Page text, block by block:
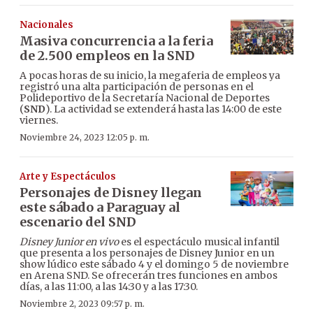
Nacionales
Masiva concurrencia a la feria
de 2.500 empleos en la SND
A pocas horas de su inicio, la megaferia de empleos ya
registró una alta participación de personas en el
Polideportivo de la Secretaría Nacional de Deportes
(SND). La actividad se extenderá hasta las 14:00 de este
viernes.
Noviembre 24, 2023 12:05 p. m.
Arte y Espectáculos
Personajes de Disney llegan
este sábado a Paraguay al
escenario del SND
Disney Junior en vivoes el espectáculo musical infantil
que presenta a los personajes de Disney Junior en un
show lúdico este sábado 4 y el domingo 5 de noviembre
en Arena SND. Se ofrecerán tres funciones en ambos
días, a las 11:00, a las 14:30 y a las 17:30.
Noviembre 2, 2023 09:57 p. m.